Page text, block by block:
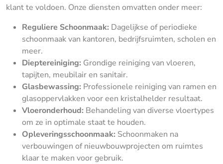
klant te voldoen. Onze diensten omvatten onder meer:
Reguliere Schoonmaak: Dagelijkse of periodieke
schoonmaak van kantoren, bedrijfsruimten, scholen en
meer.
Dieptereiniging: Grondige reiniging van vloeren,
tapijten, meubilair en sanitair.
Glasbewassing: Professionele reiniging van ramen en
glasoppervlakken voor een kristalhelder resultaat.
Vloeronderhoud: Behandeling van diverse vloertypes
om ze in optimale staat te houden.
Opleveringsschoonmaak: Schoonmaken na
verbouwingen of nieuwbouwprojecten om ruimtes
klaar te maken voor gebruik.